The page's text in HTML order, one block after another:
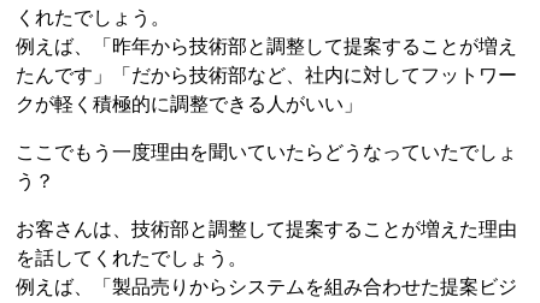
くれたでしょう。
例えば、「昨年から技術部と調整して提案することが増え
たんです」「だから技術部など、社内に対してフットワー
クが軽く積極的に調整できる人がいい」
ここでもう一度理由を聞いていたらどうなっていたでしょ
う？
お客さんは、技術部と調整して提案することが増えた理由
を話してくれたでしょう。
例えば、「製品売りからシステムを組み合わせた提案ビジ